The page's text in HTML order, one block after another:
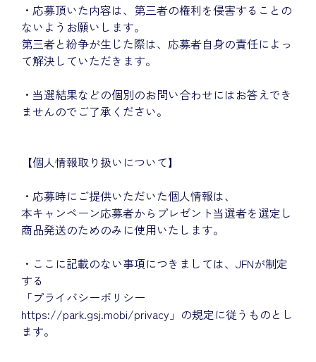
・応募頂いた内容は、第三者の権利を侵害することの
ないようお願いします。
第三者と紛争が生じた際は、応募者自身の責任によっ
て解決していただきます。
・当選結果などの個別のお問い合わせにはお答えでき
ませんのでご了承ください。
【個人情報取り扱いについて】
・応募時にご提供いただいた個人情報は、
本キャンペーン応募者からプレゼント当選者を選定し
商品発送のためのみに使用いたします。
・ここに記載のない事項につきましては、JFNが制定
する
「プライバシーポリシー
https://park.gsj.mobi/privacy 」の規定に従うものとし
ます。